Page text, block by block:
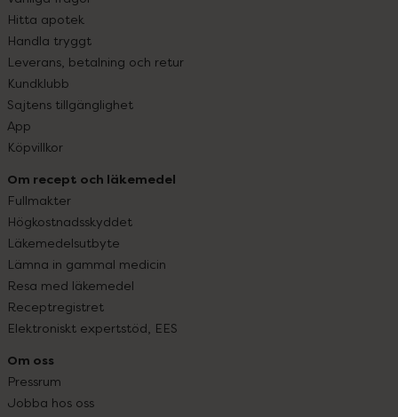
Hitta apotek
Handla tryggt
Leverans, betalning och retur
Kundklubb
Sajtens tillgänglighet
App
Köpvillkor
Om recept och läkemedel
Fullmakter
Högkostnadsskyddet
Läkemedelsutbyte
Lämna in gammal medicin
Resa med läkemedel
Receptregistret
Elektroniskt expertstöd, EES
Om oss
Pressrum
Jobba hos oss